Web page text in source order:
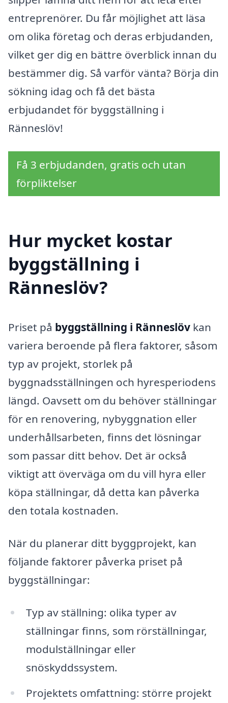
entreprenörer. Du får möjlighet att läsa
om olika företag och deras erbjudanden,
vilket ger dig en bättre överblick innan du
bestämmer dig. Så varför vänta? Börja din
sökning idag och få det bästa
erbjudandet för byggställning i
Ränneslöv!
Få 3 erbjudanden, gratis och utan
förpliktelser
Hur mycket kostar
byggställning i
Ränneslöv?
Priset på byggställning i Ränneslöv kan
variera beroende på flera faktorer, såsom
typ av projekt, storlek på
byggnadsställningen och hyresperiodens
längd. Oavsett om du behöver ställningar
för en renovering, nybyggnation eller
underhållsarbeten, finns det lösningar
som passar ditt behov. Det är också
viktigt att överväga om du vill hyra eller
köpa ställningar, då detta kan påverka
den totala kostnaden.
När du planerar ditt byggprojekt, kan
följande faktorer påverka priset på
byggställningar:
Typ av ställning: olika typer av
ställningar finns, som rörställningar,
modulställningar eller
snöskyddssystem.
Projektets omfattning: större projekt